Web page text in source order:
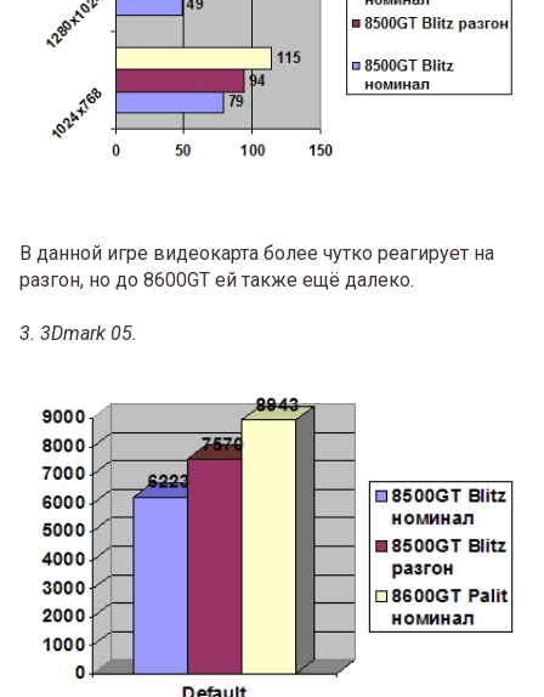
В данной игре видеокарта более чутко реагирует на
разгон, но до 8600GT ей также ещё далеко.
3. 3Dmark 05.